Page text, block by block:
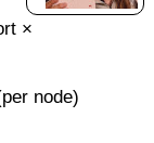
×
node)